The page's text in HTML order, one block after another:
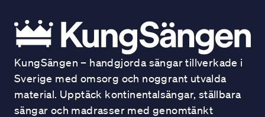
KungSängen – handgjorda sängar tillverkade i
Sverige med omsorg och noggrant utvalda
material. Upptäck kontinentalsängar, ställbara
sängar och madrasser med genomtänkt